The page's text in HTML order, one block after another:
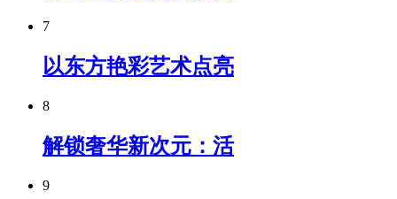
7
以东方艳彩艺术点亮
8
解锁奢华新次元：活
9